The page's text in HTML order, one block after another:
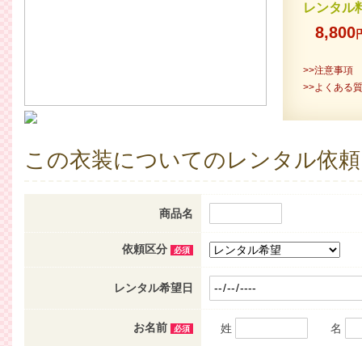
レンタル
8,800
>>注意事項
>>よくある
この衣装についてのレンタル依
商品名
依頼区分 必須
レンタル希望日
お名前 必須 姓 名